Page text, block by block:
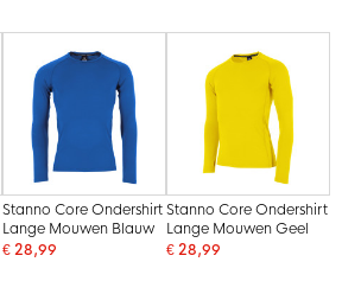
Stanno Core Ondershirt
Lange Mouwen Blauw
€ 28,99
Stanno Core Ondershirt
Lange Mouwen Geel
€ 28,99